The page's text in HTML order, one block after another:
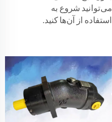
می‌توانید شروع به
استفاده از آن‌ها کنید.